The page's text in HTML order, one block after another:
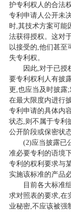
护专利权人的合法
专利申请人公开未
时,其技术方案可能
法获得授权。这对
以接受的,他们甚至
失专利权。
因此,对于已授
要专利权利人有披
更,也应当及时披露
在最大限度内进行
专利申请的具体内
状态,则不属于专利
公开阶段或保密状
(2)应当披露已
准必要专利的语境
专利的权利要求与
实施该标准的产品
目前各大标准
求对照表的要求,在
业秘密,不应该被强